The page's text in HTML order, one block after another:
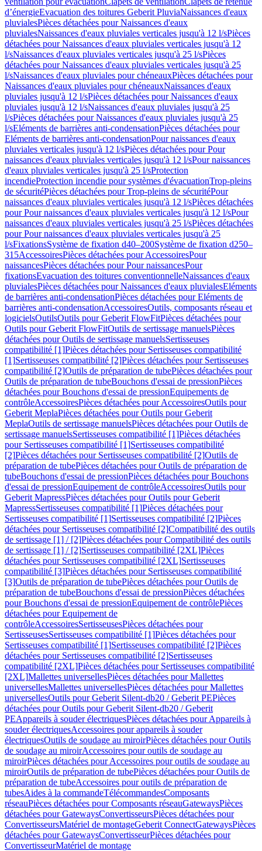
d’énergieEvacuation des toitures Geberit PluviaNaissances d'eaux
pluvialesPièces détachées pour Naissances d'eaux
pluvialesNaissances d'eaux pluviales verticales jusqu'à 12 l/sPièces
détachées pour Naissances d'eaux pluviales verticales jusqu'à 12
l/sNaissances d'eaux pluviales verticales jusqu'à 25 l/sPièces
détachées pour Naissances d'eaux pluviales verticales jusqu'à 25
l/sNaissances d'eaux pluviales pour chéneauxPièces détachées pour
Naissances d'eaux pluviales pour chéneauxNaissances d'eaux
pluviales jusqu'à 12 l/sPièces détachées pour Naissances d'eaux
pluviales jusqu'à 12 l/sNaissances d'eaux pluviales jusqu'à 25
l/sPièces détachées pour Naissances d'eaux pluviales jusqu'à 25
l/sEléments de barrières anti-condensationPièces détachées pour
Eléments de barrières anti-condensationPour naissances d'eaux
pluviales verticales jusqu'à 12 l/sPièces détachées pour Pour
naissances d'eaux pluviales verticales jusqu'à 12 l/sPour naissances
d'eaux pluviales verticales jusqu'à 25 l/sProtection
incendieProtection incendie pour systèmes d'évacuationTrop-pleins
de sécuritéPièces détachées pour Trop-pleins de sécuritéPour
naissances d'eaux pluviales verticales jusqu'à 12 l/sPièces détachées
pour Pour naissances d'eaux pluviales verticales jusqu'à 12 l/sPour
naissances d'eaux pluviales verticales jusqu'à 25 l/sPièces détachées
pour Pour naissances d'eaux pluviales verticales jusqu'à 25
l/sFixationsSystème de fixation d40–200Système de fixation d250–
315AccessoiresPièces détachées pour AccessoiresPour
naissancesPièces détachées pour Pour naissancesPour
fixationsEvacuation des toitures conventionnelleNaissances d'eaux
pluvialesPièces détachées pour Naissances d'eaux pluvialesEléments
de barrières anti-condensationPièces détachées pour Eléments de
barrières anti-condensationAccessoiresOutils, composants réseau et
logicielsOutilsOutils pour Geberit FlowFitPièces détachées pour
Outils pour Geberit FlowFitOutils de sertissage manuelsPièces
détachées pour Outils de sertissage manuelsSertisseuses
compatibilité [1]Pièces détachées pour Sertisseuses compatibilité
[1]Sertisseuses compatibilité [2]Pièces détachées pour Sertisseuses
compatibilité [2]Outils de préparation de tubePièces détachées pour
Outils de préparation de tubeBouchons d'essai de pressionPièces
détachées pour Bouchons d'essai de pressionEquipements de
contrôleAccessoiresPièces détachées pour AccessoiresOutils pour
Geberit MeplaPièces détachées pour Outils pour Geberit
MeplaOutils de sertissage manuelsPièces détachées pour Outils de
sertissage manuelsSertisseuses compatibilité [1]Pièces détachées
pour Sertisseuses compatibilité [1]Sertisseuses compatibilité
[2]Pièces détachées pour Sertisseuses compatibilité [2]Outils de
préparation de tubePièces détachées pour Outils de préparation de
tubeBouchons d'essai de pressionPièces détachées pour Bouchons
d'essai de pressionEquipement de contrôleAccessoiresOutils pour
Geberit MapressPièces détachées pour Outils pour Geberit
MapressSertisseuses compatibilité [1]Pièces détachées pour
Sertisseuses compatibilité [1]Sertisseuses compatibilité [2]Pièces
détachées pour Sertisseuses compatibilité [2]Compatibilité des outils
de sertissage [1] / [2]Pièces détachées pour Compatibilité des outils
de sertissage [1] / [2]Sertisseuses compatibilité [2XL]Pièces
détachées pour Sertisseuses compatibilité [2XL]Sertisseuses
compatibilité [3]Pièces détachées pour Sertisseuses compatibilité
[3]Outils de préparation de tubePièces détachées pour Outils de
préparation de tubeBouchons d'essai de pressionPièces détachées
pour Bouchons d'essai de pressionEquipement de contrôlePièces
détachées pour Equipement de
contrôleAccessoiresSertisseusesPièces détachées pour
SertisseusesSertisseuses compatibilité [1]Pièces détachées pour
Sertisseuses compatibilité [1]Sertisseuses compatibilité [2]Pièces
détachées pour Sertisseuses compatibilité [2]Sertisseuses
compatibilité [2XL]Pièces détachées pour Sertisseuses compatibilité
[2XL]Mallettes universellesPièces détachées pour Mallettes
universellesMallettes universellesPièces détachées pour Mallettes
universellesOutils pour Geberit Silent-db20 / Geberit PEPièces
détachées pour Outils pour Geberit Silent-db20 / Geberit
PEAppareils à souder électriquesPièces détachées pour Appareils à
souder électriquesAccessoires pour appareils à souder
électriquesOutils de soudage au miroirPièces détachées pour Outils
de soudage au miroirAccessoires pour outils de soudage au
miroirPièces détachées pour Accessoires pour outils de soudage au
miroirOutils de préparation de tubePièces détachées pour Outils de
préparation de tubeAccessoires pour outils de préparation de
tubesAides à la commandeTélécommandesComposants
réseauPièces détachées pour Composants réseauGatewaysPièces
détachées pour GatewaysConvertisseursPièces détachées pour
ConvertisseursMatériel de montageGeberit ConnectGatewaysPièces
détachées pour GatewaysConvertisseurPièces détachées pour
ConvertisseurMatériel de montage